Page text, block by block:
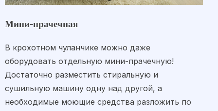
Мини-прачечная
В крохотном чуланчике можно даже
оборудовать отдельную мини-прачечную!
Достаточно разместить стиральную и
сушильную машину одну над другой, а
необходимые моющие средства разложить по